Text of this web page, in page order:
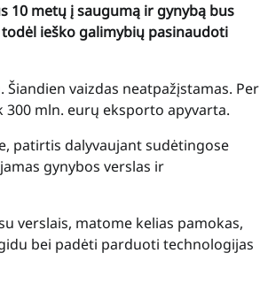
10 metų į saugumą ir gynybą bus
ieško galimybių pasinaudoti
vaizdas neatpažįstamas. Per
mln. eurų eksporto apyvarta.
patirtis dalyvaujant sudėtingose
gynybos verslas ir
verslais, matome kelias pamokas,
bei padėti parduoti technologijas